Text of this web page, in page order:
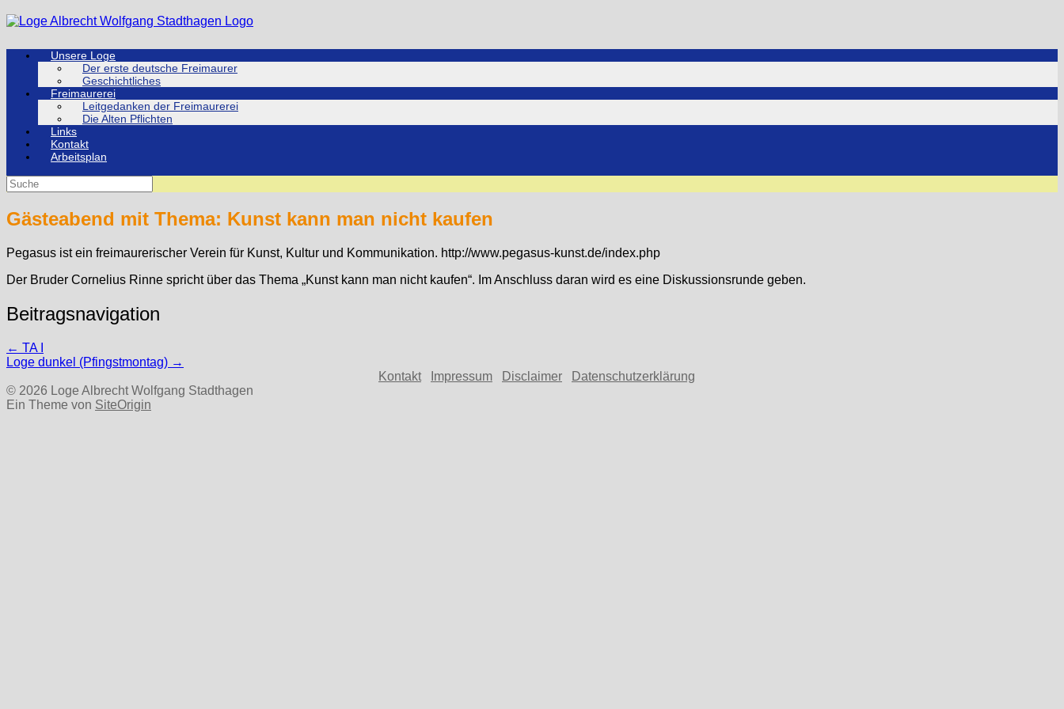
Zum
Inhalt
Unsere Loge
Der erste deutsche Freimaurer
Geschichtliches
Freimaurerei
Leitgedanken der Freimaurerei
Die Alten Pflichten
Links
Kontakt
Arbeitsplan
Suche
nach:
Gästeabend mit Thema: Kunst kann man nicht kaufen
Pegasus ist ein freimaurerischer Verein für Kunst, Kultur und Kommunikation. http://www.pegasus-kunst.de/index.php
Der Bruder Cornelius Rinne spricht über das Thema „Kunst kann man nicht kaufen“. Im Anschluss daran wird es eine Diskussionsrunde geben.
Beitragsnavigation
← TA I
Loge dunkel (Pfingstmontag) →
Kontakt
Impressum Disclaimer
Datenschutzerklärung
© 2026 Loge Albrecht Wolfgang Stadthagen
Ein Theme von SiteOrigin